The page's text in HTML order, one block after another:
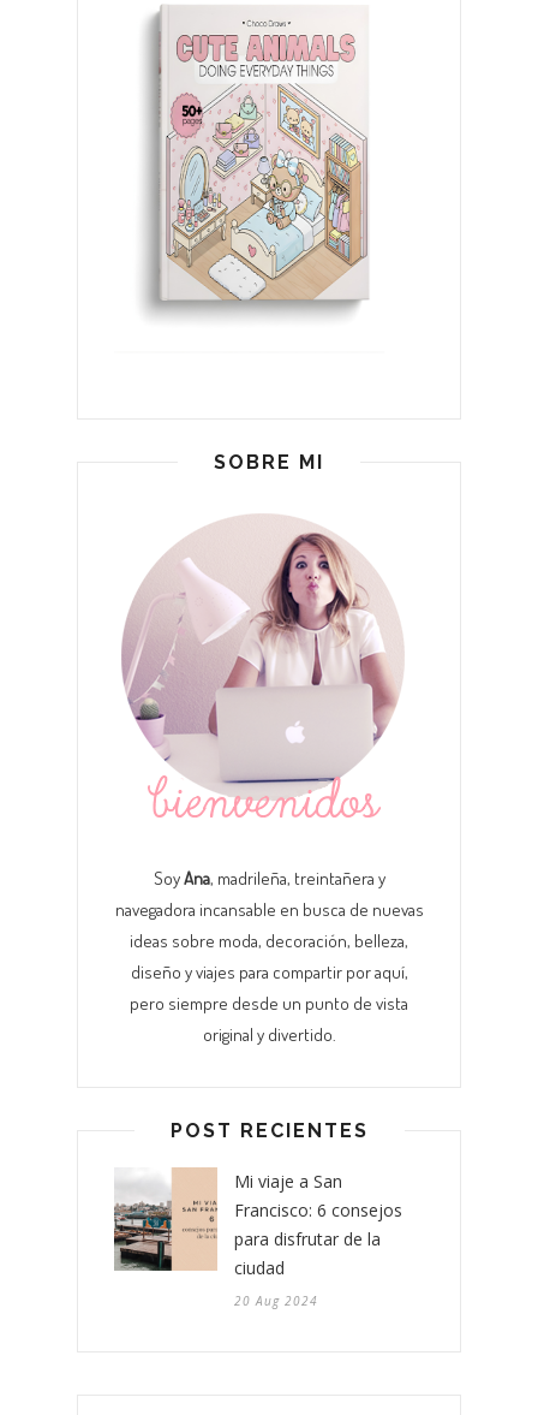
SOBRE MI
SoyAna, madrileña, treintañera y
navegadora incansable en busca de nuevas
ideas sobre moda, decoración, belleza,
diseño y viajes para compartir por aquí,
pero siempre desde un punto de vista
original y divertido.
POST RECIENTES
Mi viaje a San
Francisco: 6 consejos
para disfrutar de la
ciudad
20 Aug 2024